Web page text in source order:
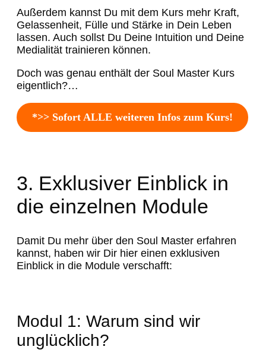
Außerdem kannst Du mit dem Kurs mehr Kraft,
Gelassenheit, Fülle und Stärke in Dein Leben
lassen. Auch sollst Du Deine Intuition und Deine
Medialität trainieren können.
Doch was genau enthält der Soul Master Kurs
eigentlich?…
*>> Sofort ALLE weiteren Infos zum Kurs!
3. Exklusiver Einblick in
die einzelnen Module
Damit Du mehr über den Soul Master erfahren
kannst, haben wir Dir hier einen exklusiven
Einblick in die Module verschafft:
Modul 1: Warum sind wir
unglücklich?